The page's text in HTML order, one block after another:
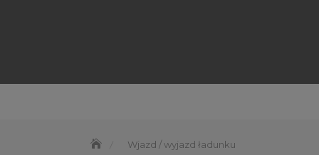
Wjazd / wyjazd ładunku